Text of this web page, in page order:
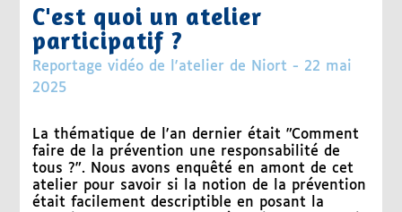
C'est quoi un atelier
participatif ?
Reportage vidéo de l'atelier de Niort - 22 mai
2025
La thématique de l'an dernier était "Comment
faire de la prévention une responsabilité de
tous ?". Nous avons enquêté en amont de cet
atelier pour savoir si la notion de la prévention
était facilement descriptible en posant la